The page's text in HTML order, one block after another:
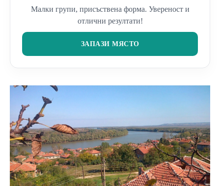
Малки групи, присъствена форма. Увереност и
отлични резултати!
ЗАПАЗИ МЯСТО